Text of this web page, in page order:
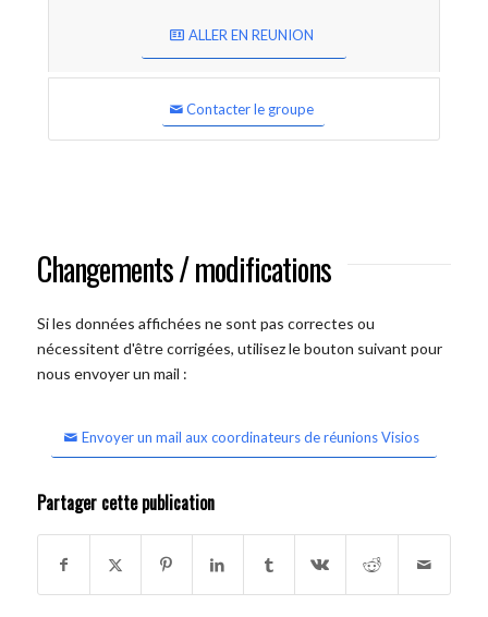
ALLER EN REUNION
Contacter le groupe
Changements / modifications
Si les données affichées ne sont pas correctes ou
nécessitent d'être corrigées, utilisez le bouton suivant pour
nous envoyer un mail :
Envoyer un mail aux coordinateurs de réunions Visios
Partager cette publication